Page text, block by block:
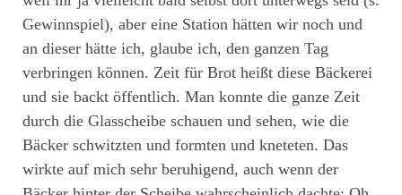
Gewinnspiel), aber eine Station hätten wir noch und
an dieser hätte ich, glaube ich, den ganzen Tag
verbringen können. Zeit für Brot heißt diese Bäckerei
und sie backt öffentlich. Man konnte die ganze Zeit
durch die Glasscheibe schauen und sehen, wie die
Bäcker schwitzten und formten und kneteten. Das
wirkte auf mich sehr beruhigend, auch wenn der